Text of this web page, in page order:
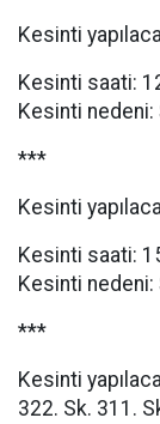
Kesinti
Kesinti saati:
Kesinti nedeni:
***
Kesinti
Kesinti saati:
Kesinti nedeni:
***
Kesinti
322. Sk. 311.